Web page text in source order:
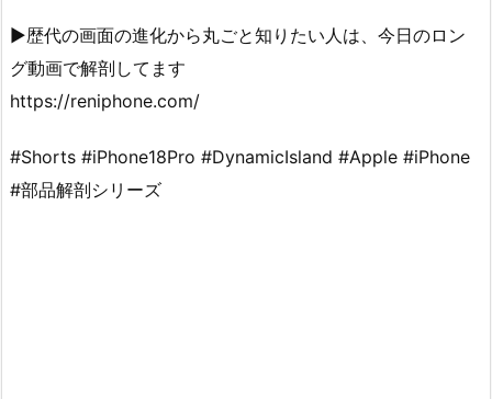
▶歴代の画面の進化から丸ごと知りたい人は、今日のロン
グ動画で解剖してます
https://reniphone.com/
#Shorts #iPhone18Pro #DynamicIsland #Apple #iPhone
#部品解剖シリーズ